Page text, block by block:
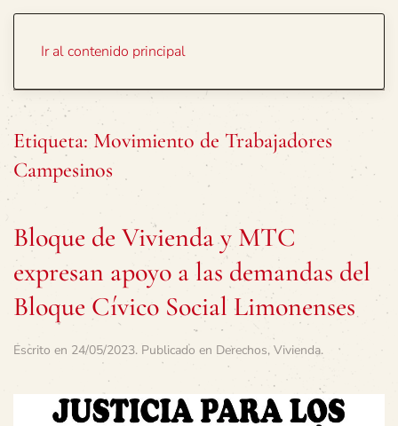
Ir al contenido principal
Etiqueta: Movimiento de Trabajadores
Campesinos
Bloque de Vivienda y MTC
expresan apoyo a las demandas del
Bloque Cívico Social Limonenses
Escrito en 24/05/2023. Publicado en Derechos, Vivienda.